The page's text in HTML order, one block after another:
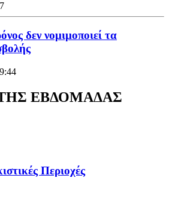
δεν νομιμοποιεί τα
ΕΒΔΟΜΑΔΑΣ
Περιοχές